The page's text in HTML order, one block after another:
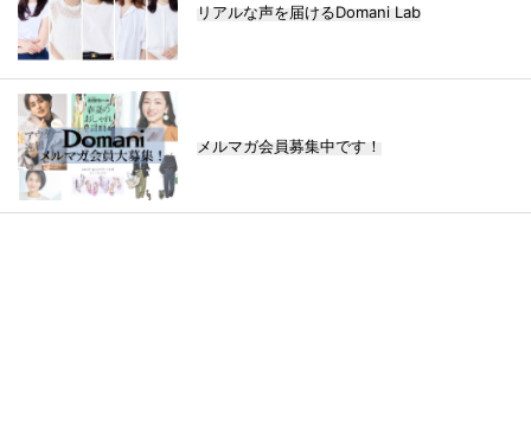
リアルな声を届けるDomani Lab
メルマガ会員募集中です！